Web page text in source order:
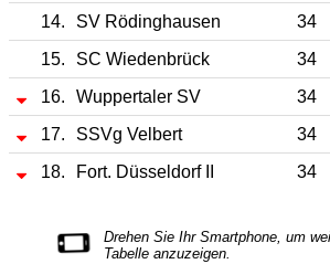
14.
SV Rödinghausen 34
15.
SC Wiedenbrück 34
16.
Wuppertaler SV 34
17.
SSVg Velbert 34
18.
Fort. Düsseldorf II 34